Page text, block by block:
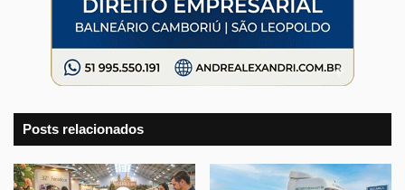
Posts relacionados